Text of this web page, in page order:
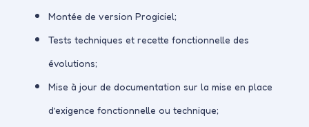
Montée de version Progiciel;
Tests techniques et recette fonctionnelle des
évolutions;
Mise à jour de documentation sur la mise en place
d’exigence fonctionnelle ou technique;